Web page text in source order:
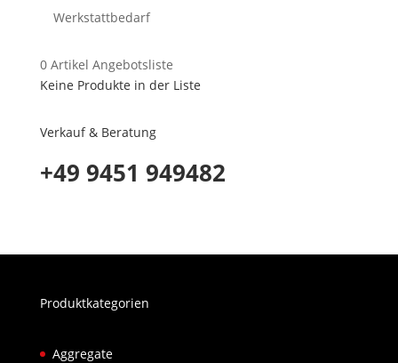
Werkstattbedarf
0Artikel Angebotsliste
Keine Produkte in der Liste
Verkauf & Beratung
+49 9451 949482
Produktkategorien
Aggregate